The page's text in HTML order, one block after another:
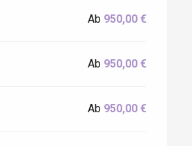
Ab 950,00 €
Ab 950,00 €
Ab 950,00 €